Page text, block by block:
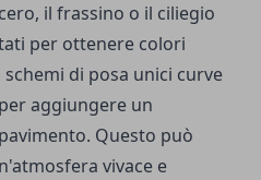
il frassino o il ciliegio
per ottenere colori
di posa unici curve
aggiungere un
Questo può
vivace e